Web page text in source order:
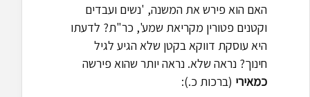
האם הוא פירש את המשנה, 'נשים ועבדים
וקטנים פטורין מקריאת שמע', כר"ת? לדעתו
היא עוסקת דווקא בקטן שלא הגיע לגיל
חינוך? נראה שלא. נראה יותר שהוא פירשה
כמאירי (ברכות כ.):